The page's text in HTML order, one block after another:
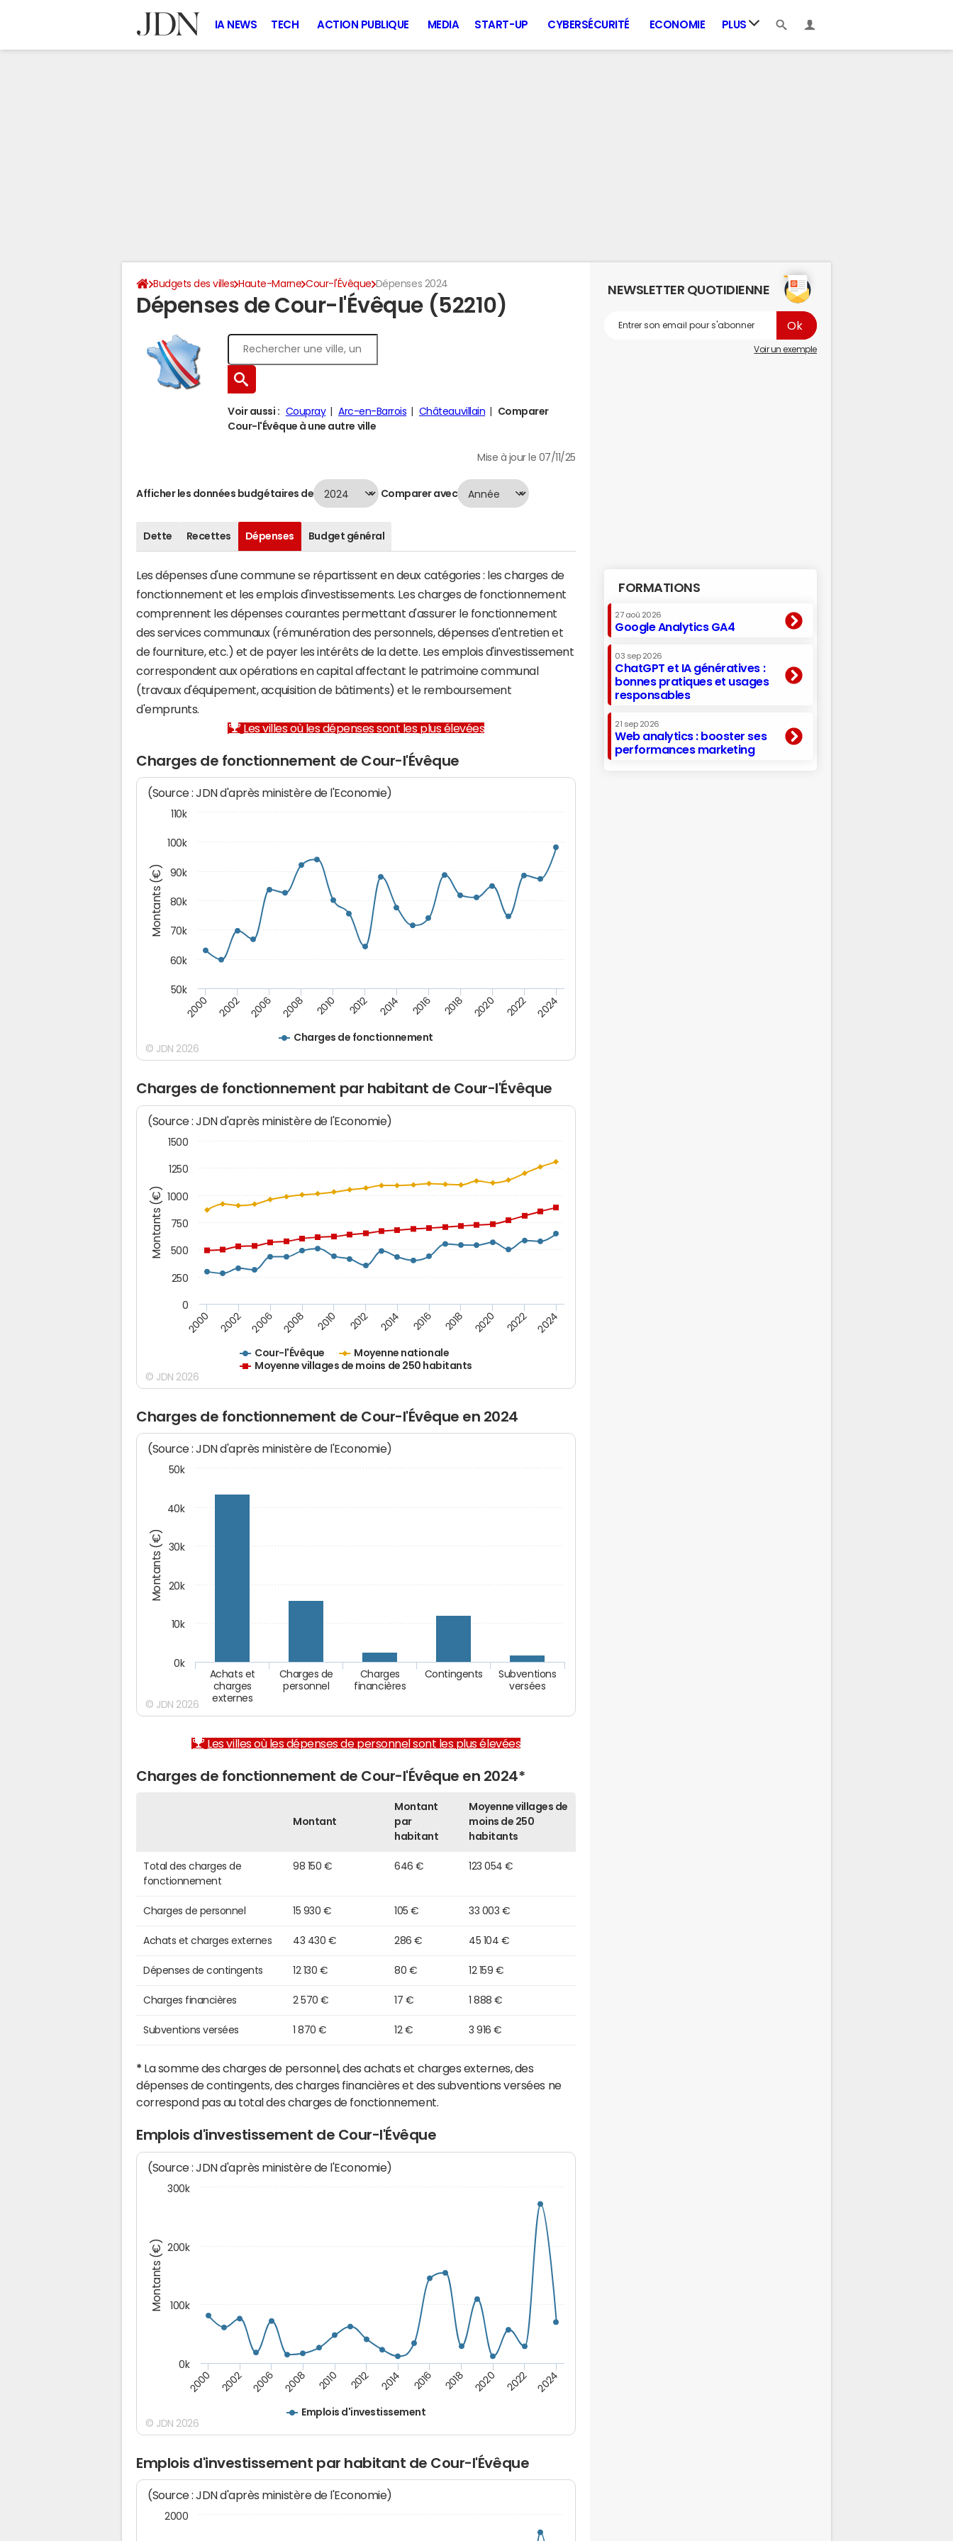
IA NEWS TECH ACTION PUBLIQUE MEDIA START-UP CYBERSÉCURITÉ ECONOMIE PLUS
Budgets des villes Haute-Marne Cour-l'Évêque Dépenses 2024
Dépenses de Cour-l'Évêque (52210)
Voir aussi : Coupray Arc-en-Barrois Châteauvillain
Comparer
Cour-l'Évêque à une autre ville
Mise à jour le 07/11/25
Afficher les données budgétaires de Comparer avec
Dette Recettes Dépenses Budget général
Les dépenses d'une commune se répartissent en deux catégories : les charges de
fonctionnement et les emplois d'investissements. Les charges de fonctionnement
comprennent les dépenses courantes permettant d'assurer le fonctionnement
des services communaux (rémunération des personnels, dépenses d'entretien et
de fourniture, etc.) et de payer les intérêts de la dette. Les emplois d'investissement
correspondent aux opérations en capital affectant le patrimoine communal
(travaux d'équipement, acquisition de bâtiments) et le remboursement
d'emprunts.
Les villes où les dépenses sont les plus élevées
Charges de fonctionnement de Cour-l'Évêque
Montants (€)
(Source : JDN d'après ministère de l'Economie)
Charges de fonctionnement
2000 2002 2006 2008 2010 2012 2014 2016 2018 2020 2022 2024
50k
60k
70k
80k
90k
100k
110k
© JDN 2026
Charges de fonctionnement par habitant de Cour-l'Évêque
Montants (€)
(Source : JDN d'après ministère de l'Economie)
Cour-l'Évêque
Moyenne nationale
Moyenne villages de moins de 250 habitants
2000 2002 2006 2008 2010 2012 2014 2016 2018 2020 2022 2024
0
250
500
750
1000
1250
1500
© JDN 2026
Charges de fonctionnement de Cour-l'Évêque en 2024
Montants (€)
(Source : JDN d'après ministère de l'Economie)
Achats et
charges
externes
Charges de
personnel
Charges
financières
Contingents
Subventions
versées
0k
10k
20k
30k
40k
50k
© JDN 2026
Les villes où les dépenses de personnel sont les plus élevées
Charges de fonctionnement de Cour-l'Évêque en 2024*
Montant
Montant
par
habitant
Moyenne villages de
moins de 250
habitants
Total des charges de
fonctionnement
98 150 € 646 € 123 054 €
Charges de personnel 15 930 € 105 € 33 003 €
Achats et charges externes 43 430 € 286 € 45 104 €
Dépenses de contingents 12 130 € 80 € 12 159 €
Charges financières 2 570 € 17 € 1 888 €
Subventions versées 1 870 € 12 € 3 916 €
* La somme des charges de personnel, des achats et charges externes, des
dépenses de contingents, des charges financières et des subventions versées ne
correspond pas au total des charges de fonctionnement.
Emplois d'investissement de Cour-l'Évêque
Montants (€)
(Source : JDN d'après ministère de l'Economie)
Emplois d'investissement
2000 2002 2006 2008 2010 2012 2014 2016 2018 2020 2022 2024
0k
100k
200k
300k
© JDN 2026
Emplois d'investissement par habitant de Cour-l'Évêque
(Source : JDN d'après ministère de l'Economie)
2000
NEWSLETTER QUOTIDIENNE
Voir un exemple
FORMATIONS
27 aoû 2026
Google Analytics GA4
03 sep 2026
ChatGPT et IA génératives :
bonnes pratiques et usages
responsables
21 sep 2026
Web analytics : booster ses
performances marketing